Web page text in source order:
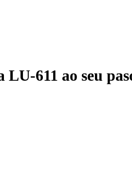
611 ao seu